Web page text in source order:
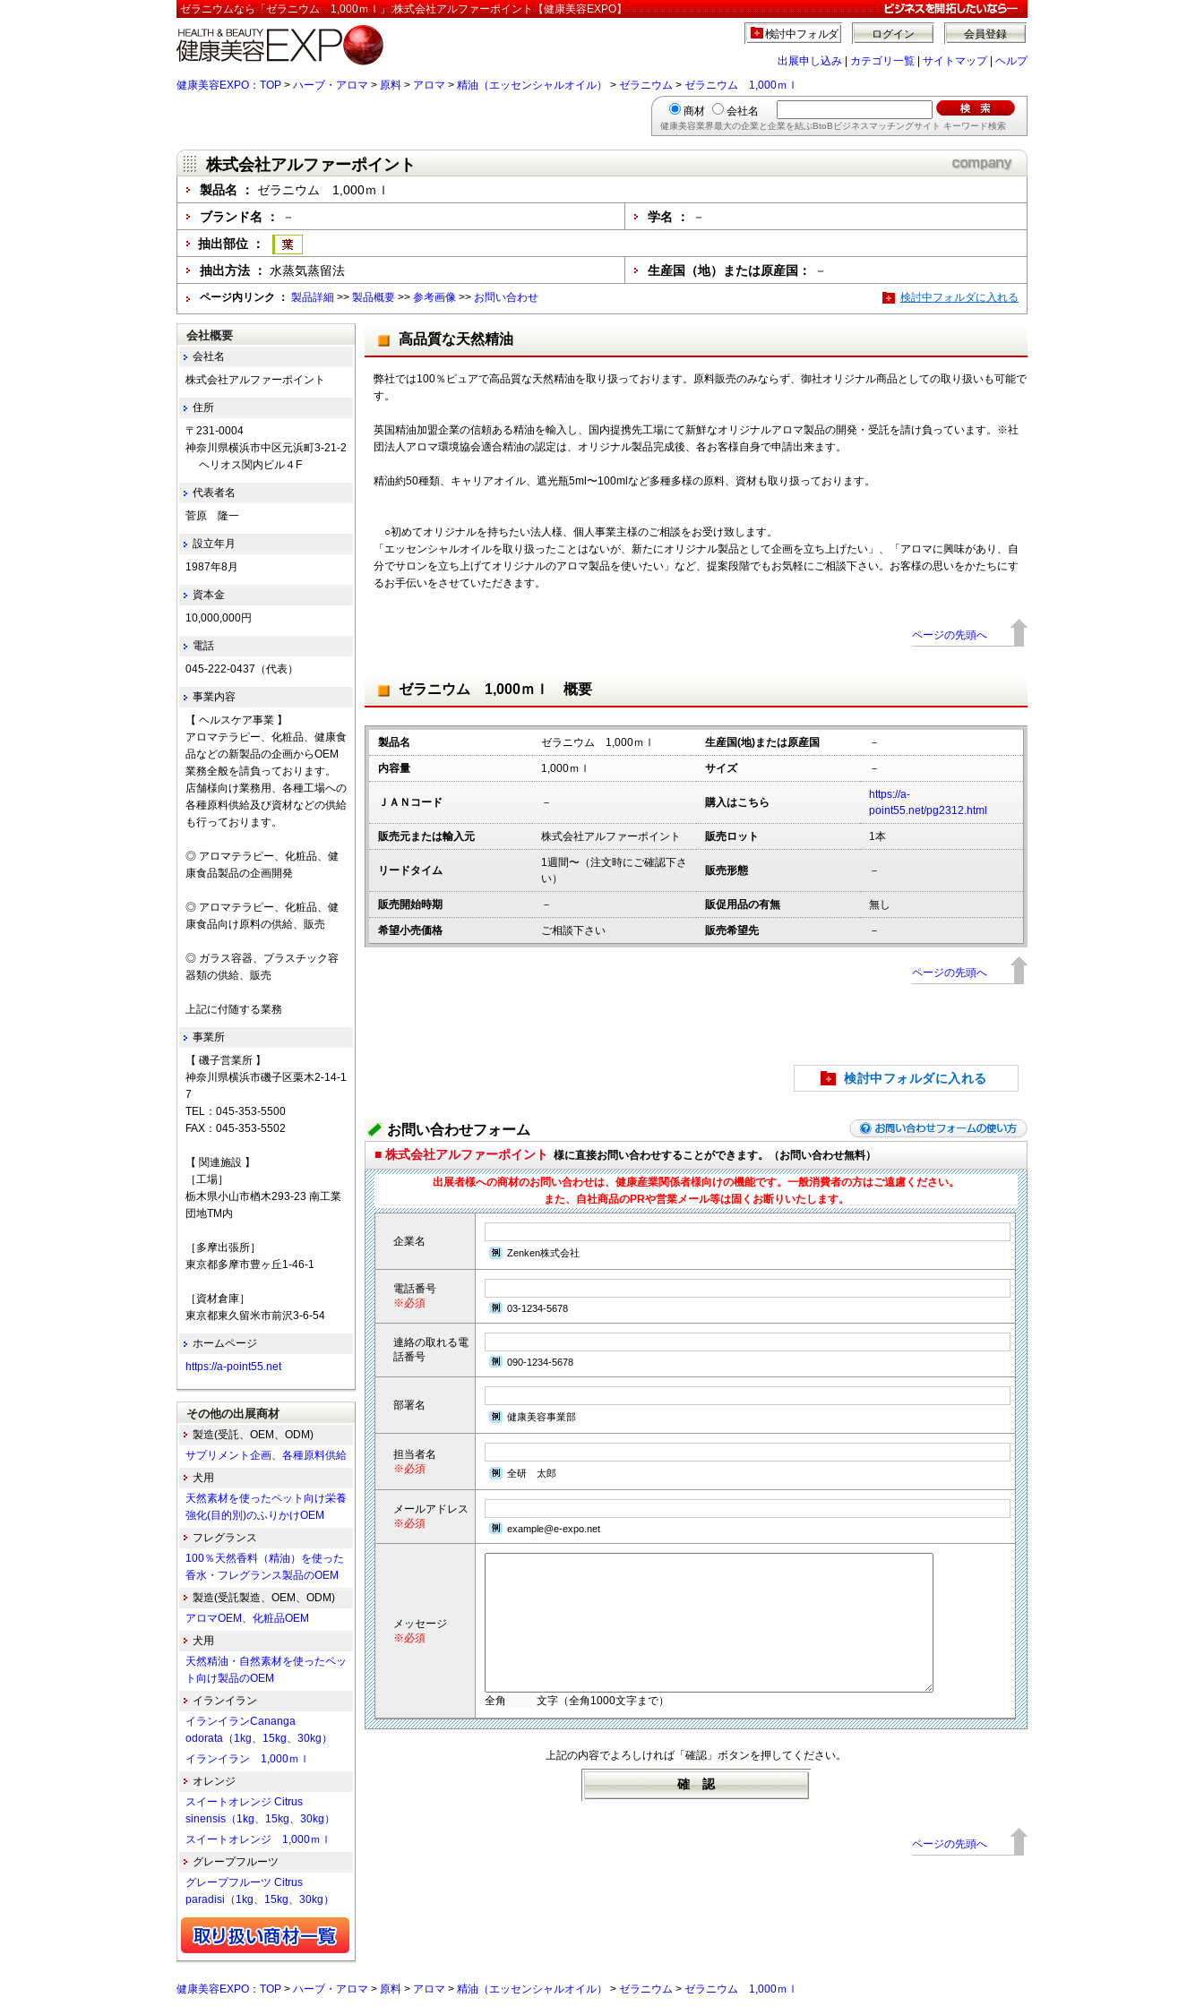
ゼラニウムなら「ゼラニウム 1,000ｍｌ」:株式会社アルファーポイント【健康美容EXPO】
会員登録
ログイン
検討中フォルダ
出展申し込み カテゴリ一覧 サイトマップ| ヘルプ
健康美容EXPO：TOP > ハーブ・アロマ > 原料 > アロマ > 精油（エッセンシャルオイル） > ゼラニウム > ゼラニウム 1,000ｍｌ
商材 会社名
健康美容業界最大の企業と企業を結ぶBtoBビジネスマッチングサイト キーワード検索
株式会社アルファーポイント
製品名 ： ゼラニウム 1,000ｍｌ
ブランド名 ：
－ 学名 ：
－
抽出部位 ：
抽出方法 ： 水蒸気蒸留法 生産国（地）または原産国： －
ページ内リンク ： 製品詳細 >> 製品概要 >> 参考画像 >> お問い合わせ 検討中フォルダに入れる
高品質な天然精油
弊社では100％ピュアで高品質な天然精油を取り扱っております。原料販売のみならず、御社オリジナル商品としての取り扱いも可能で
す。
英国精油加盟企業の信頼ある精油を輸入し、国内提携先工場にて新鮮なオリジナルアロマ製品の開発・受託を請け負っています。※社
団法人アロマ環境協会適合精油の認定は、オリジナル製品完成後、各お客様自身で申請出来ます。
精油約50種類、キャリアオイル、遮光瓶5ml〜100mlなど多種多様の原料、資材も取り扱っております。
○初めてオリジナルを持ちたい法人様、個人事業主様のご相談をお受け致します。
「エッセンシャルオイルを取り扱ったことはないが、新たにオリジナル製品として企画を立ち上げたい」、「アロマに興味があり、自
分でサロンを立ち上げてオリジナルのアロマ製品を使いたい」など、提案段階でもお気軽にご相談下さい。お客様の思いをかたちにす
るお手伝いをさせていただきます。
ページの先頭へ
ゼラニウム 1,000ｍｌ 概要
製品名 ゼラニウム 1,000ｍｌ 生産国(地)または原産国 －
内容量 1,000ｍｌ サイズ －
ＪＡＮコード － 購入はこちら
https://a-
point55.net/pg2312.html
販売元または輸入元 株式会社アルファーポイント 販売ロット 1本
リードタイム
1週間〜（注文時にご確認下さ
い）
販売形態 －
販売開始時期 － 販促用品の有無 無し
希望小売価格 ご相談下さい 販売希望先 －
ページの先頭へ
検討中フォルダに入れる
お問い合わせフォーム
■ 株式会社アルファーポイント 様に直接お問い合わせすることができます。（お問い合わせ無料）
出展者様への商材のお問い合わせは、健康産業関係者様向けの機能です。一般消費者の方はご遠慮ください。
また、自社商品のPRや営業メール等は固くお断りいたします。
企業名
Zenken株式会社
電話番号
※必須
03-1234-5678
連絡の取れる電
話番号
090-1234-5678
部署名
健康美容事業部
担当者名
※必須
全研 太郎
メールアドレス
※必須
example@e-expo.net
メッセージ
※必須
全角 文字（全角1000文字まで）
上記の内容でよろしければ「確認」ボタンを押してください。
ページの先頭へ
会社概要
会社名
株式会社アルファーポイント
住所
〒231-0004
神奈川県横浜市中区元浜町3-21-2
ヘリオス関内ビル４F
代表者名
菅原 隆一
設立年月
1987年8月
資本金
10,000,000円
電話
045-222-0437（代表）
事業内容
【 ヘルスケア事業 】
アロマテラピー、化粧品、健康食
品などの新製品の企画からOEM
業務全般を請負っております。
店舗様向け業務用、各種工場への
各種原料供給及び資材などの供給
も行っております。
◎ アロマテラピー、化粧品、健
康食品製品の企画開発
◎ アロマテラピー、化粧品、健
康食品向け原料の供給、販売
◎ ガラス容器、プラスチック容
器類の供給、販売
上記に付随する業務
事業所
【 磯子営業所 】
神奈川県横浜市磯子区栗木2-14-1
7
TEL：045-353-5500
FAX：045-353-5502
【 関連施設 】
［工場］
栃木県小山市楢木293-23 南工業
団地TM内
［多摩出張所］
東京都多摩市豊ヶ丘1-46-1
［資材倉庫］
東京都東久留米市前沢3-6-54
ホームページ
https://a-point55.net
その他の出展商材
製造(受託、OEM、ODM)
サプリメント企画、各種原料供給
犬用
天然素材を使ったペット向け栄養
強化(目的別)のふりかけOEM
フレグランス
100％天然香料（精油）を使った
香水・フレグランス製品のOEM
製造(受託製造、OEM、ODM)
アロマOEM、化粧品OEM
犬用
天然精油・自然素材を使ったペッ
ト向け製品のOEM
イランイラン
イランイランCananga
odorata（1kg、15kg、30kg）
イランイラン 1,000ｍｌ
オレンジ
スイートオレンジ Citrus
sinensis（1kg、15kg、30kg）
スイートオレンジ 1,000ｍｌ
グレープフルーツ
グレープフルーツ Citrus
paradisi（1kg、15kg、30kg）
健康美容EXPO：TOP > ハーブ・アロマ > 原料 > アロマ > 精油（エッセンシャルオイル） > ゼラニウム > ゼラニウム 1,000ｍｌ